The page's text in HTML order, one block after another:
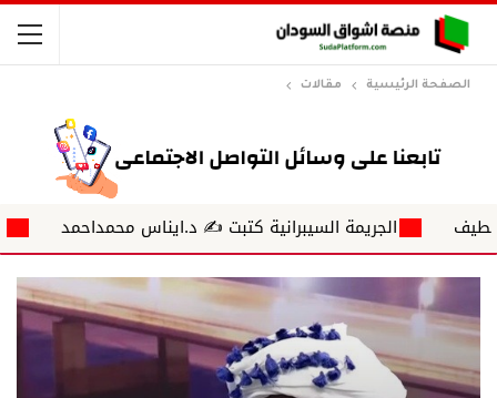
الصفحة الرئيسية مقالات
الجريمة السيبرانية كتبت ✍ د.ايناس محمداحمد أمواج ناعمة